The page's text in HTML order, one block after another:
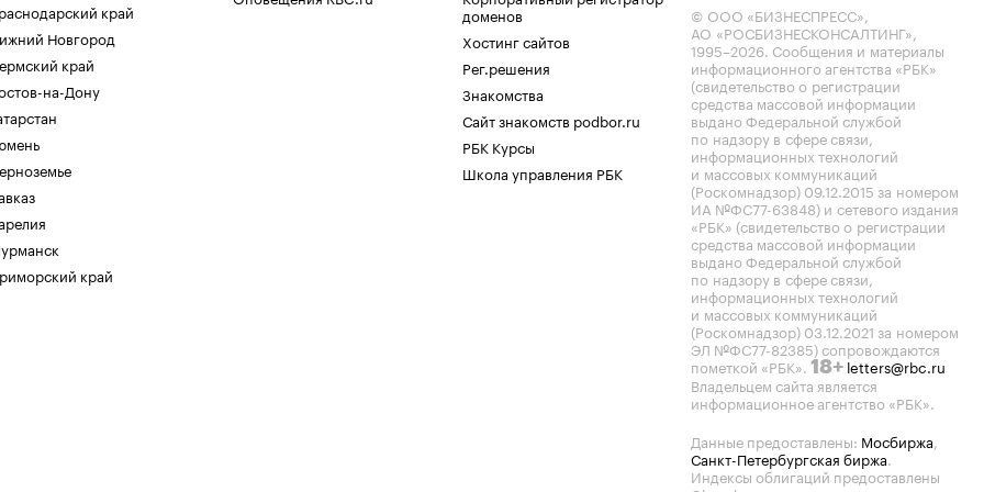
край
Новгород
край
на-Дону
край
доменов
Хостинг сайтов
Рег.решения
Знакомства
Сайт знакомств podbor.ru
РБК Курсы
Школа управления РБК
© ООО «БИЗНЕСПРЕСС»,
АО «РОСБИЗНЕСКОНСАЛТИНГ»,
1995–2026. Сообщения и материалы
информационного агентства «РБК»
(свидетельство о регистрации
средства массовой информации
выдано Федеральной службой
по надзору в сфере связи,
информационных технологий
и массовых коммуникаций
(Роскомнадзор) 09.12.2015 за номером
ИА №ФС77-63848) и сетевого издания
«РБК» (свидетельство о регистрации
средства массовой информации
выдано Федеральной службой
по надзору в сфере связи,
информационных технологий
и массовых коммуникаций
(Роскомнадзор) 03.12.2021 за номером
ЭЛ №ФС77-82385) сопровождаются
пометкой «РБК». 18+ letters@rbc.ru
Владельцем сайта является
информационное агентство «РБК».
Данные предоставлены: Мосбиржа,
Санкт-Петербургская биржа.
Индексы облигаций предоставлены